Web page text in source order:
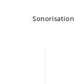
Sonorisation